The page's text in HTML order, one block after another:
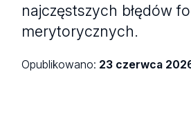
najczęstszych błędów
merytorycznych.
Opublikowano: 23 czerwca